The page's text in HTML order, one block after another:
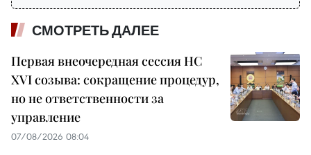
СМОТРЕТЬ ДАЛЕЕ
Первая внеочередная сессия НС
XVI созыва: сокращение процедур,
но не ответственности за
управление
07/08/2026 08:04